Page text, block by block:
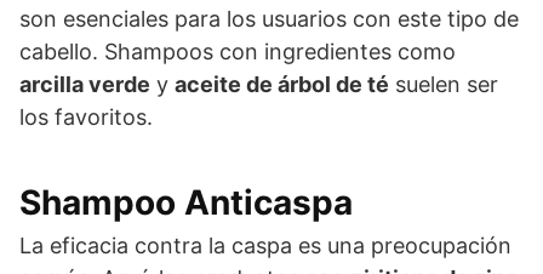
son esenciales para los usuarios con este tipo de
cabello. Shampoos con ingredientes como
arcilla verde y aceite de árbol de té suelen ser
los favoritos.
Shampoo Anticaspa
La eficacia contra la caspa es una preocupación